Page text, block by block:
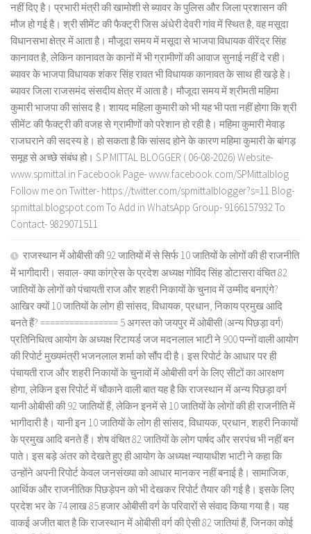
नहीं दिए है। प्रभारी मंत्री की खामोशी से ब्यावर के पुलिस और जिला प्रशासन की
मौज हो गई है। श्री सीमेंट की फैक्ट्री जिस अंधेरी देवरी गांव में स्थित है, वह मसूदा
विधानसभा क्षेत्र में आता है। मौजूदा समय में मसूदा से भाजपा विधायक वीरेंद्र सिंह
कानावत है, लेकिन कानावत के कानों में भी ग्रामीणों की आवाज सुनाई नहीं दे रही।
ब्यावर के भाजपा विधायक शंकर सिंह रावत भी विधायक कानावत के साथ ही खड़े हे।
ब्यावर जिला राजसमंद संसदीय क्षेत्र में आता है। मौजूदा समय में श्रीमती महिमा
कुमारी भाजपा की सांसद है। शायद महिला कुमारी को भी यह भी पता नहीं होगा कि श्री
सीमेंट की फैक्ट्री की वजह से ग्रामीणों को परेशान हो रही है। महिमा कुमारी मेवाड़
राजघराने की सदस्य हे। हो सकता है कि सांसद होने के कारण महिमा कुमारी के बांगड़
समूह से अच्छे संबंध हो। S.P.MITTAL BLOGGER ( 06-08-2026) Website-
www.spmittal.in Facebook Page- www.facebook.com/SPMittalblog
Follow me on Twitter- https://twitter.com/spmittalblogger?s=11 Blog-
spmittal.blogspot.com To Add in WhatsApp Group- 9166157932 To
Contact- 9829071511
राजस्थान में ओबीसी की 92 जातियों में से सिर्फ 10 जातियों के लोगों की ही राजनीति
में भागीदारी। सवाल- क्या कांग्रेस के प्रदेश अध्यक्ष गोविंद सिंह डोटासरा वंचित 82
जातियों के लोगों को पंचायती राज और शहरी निकायों के चुनाव में उम्मीद बनाएंगे?
आखिर क्यों 10 जातियों के लोग ही सांसद, विधायक, प्रधान, निकाय प्रमुख आदि
बनते हैं? ================ 5 अगस्त को जयपुर में ओबीसी (अन्य पिछड़ा वर्ग)
प्रतिनिधित्व आयोग के अध्यक्ष रिटायर्ड जज मदनलाल भाटी ने 900 पन्नों वाली आयोग
की रिपोर्ट मुख्यमंत्री भजनलाल शर्मा को सौंप दी है। इस रिपोर्ट के आधार पर ही
पंचायती राज और शहरी निकायों के चुनावों में ओबीसी वर्ग के लिए सीटों का आरक्षण
होगा, लेकिन इस रिपोर्ट में चौकाने वाली बात यह है कि राजस्थान में अन्य पिछड़ा वर्ग
यानी ओबीसी की 92 जातियों हैं, लेकिन इनमें से 10 जातियों के लोगों की ही राजनीति में
भागीदारी है। यानी इन 10 जातियों के लोग ही सांसद, विधायक, प्रधान, शहरी निकायों
के प्रमुख आदि बनते हैं। शेष वंचित 82 जातियों के लोग पार्षद और सरपंच भी नहीं बन
पाते। इस बड़े अंतर को देखते हुए ही आयोग के अध्यक्ष न्यायाधीश भाटी ने कहा कि
उन्होंने अपनी रिपोर्ट केवल जनसंख्या को आधार मानकर नहीं बनाई है। सामाजिक,
आर्थिक और राजनीतिक पिछड़ेपन को भी देखकर रिपोर्ट तैयार की गई है। इसके लिए
प्रदेश भर के 74 लाख 85 हजार ओबीसी वर्ग के परिवारों से संवाद किया गया है। यह
वाकई अजीत बात है कि राजस्थान में ओबीसी वर्ग की ऐसी 82 जातियां हैं, जिनका कोई